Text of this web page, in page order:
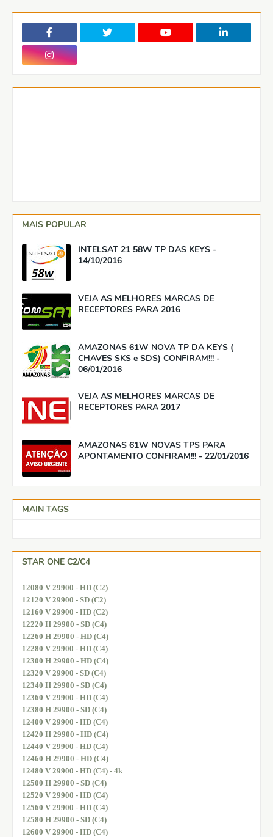
MAIS POPULAR
INTELSAT 21 58W TP DAS KEYS -
14/10/2016
VEJA AS MELHORES MARCAS DE
RECEPTORES PARA 2016
AMAZONAS 61W NOVA TP DA KEYS (
CHAVES SKS e SDS) CONFIRAM!!! -
06/01/2016
VEJA AS MELHORES MARCAS DE
RECEPTORES PARA 2017
AMAZONAS 61W NOVAS TPS PARA
APONTAMENTO CONFIRAM!!! - 22/01/2016
MAIN TAGS
STAR ONE C2/C4
12080 V 29900 - HD (C2)
12120 V 29900 - SD (C2)
12160 V 29900 - HD (C2)
12220 H 29900 - SD (C4)
12260 H 29900 - HD (C4)
12280 V 29900 - HD (C4)
12300 H 29900 - HD (C4)
12320 V 29900 - SD (C4)
12340 H 29900 - SD (C4)
12360 V 29900 - HD (C4)
12380 H 29900 - SD (C4)
12400 V 29900 - HD (C4)
12420 H 29900 - HD (C4)
12440 V 29900 - HD (C4)
12460 H 29900 - HD (C4)
12480 V 29900 - HD (C4) - 4k
12500 H 29900 - SD (C4)
12520 V 29900 - HD (C4)
12560 V 29900 - HD (C4)
12580 H 29900 - SD (C4)
12600 V 29900 - HD (C4)